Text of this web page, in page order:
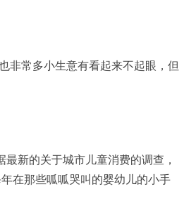
非常多小生意有看起来不起眼，但
新的关于城市儿童消费的调查，
在那些呱呱哭叫的婴幼儿的小手